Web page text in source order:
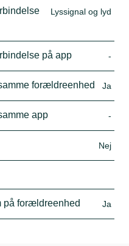
Lyssignal og lyd
på app -
forældreenhed Ja
app -
Nej
på forældreenhed Ja